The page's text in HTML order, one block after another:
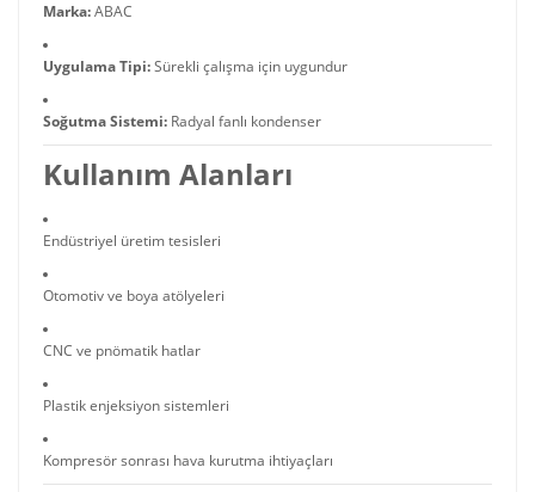
Marka:ABAC
Uygulama Tipi:Sürekli çalışma için uygundur
Soğutma Sistemi: Radyal fanlı kondenser
Kullanım Alanları
Endüstriyel üretim tesisleri
Otomotiv ve boya atölyeleri
CNC ve pnömatik hatlar
Plastik enjeksiyon sistemleri
Kompresör sonrası hava kurutma ihtiyaçları